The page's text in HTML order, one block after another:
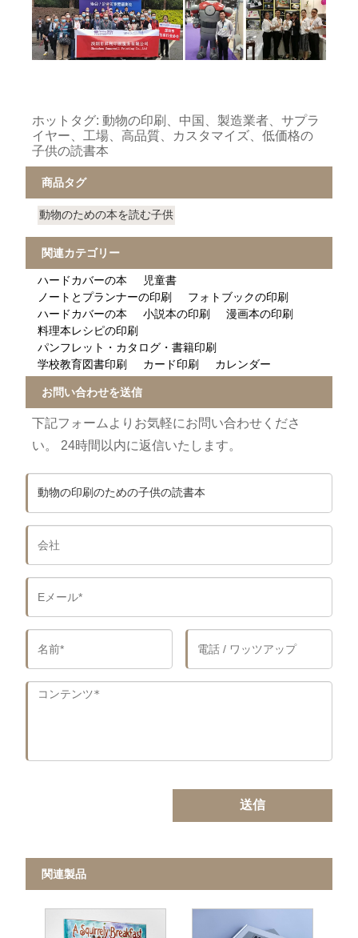
ホットタグ: 動物の印刷、中国、製造業者、サプラ
イヤー、工場、高品質、カスタマイズ、低価格の
子供の読書本
商品タグ
動物のための本を読む子供
関連カテゴリー
ハードカバーの本
児童書
ノートとプランナーの印刷
フォトブックの印刷
ハードカバーの本
小説本の印刷
漫画本の印刷
料理本レシピの印刷
パンフレット・カタログ・書籍印刷
学校教育図書印刷
カード印刷 カレンダー
お問い合わせを送信
下記フォームよりお気軽にお問い合わせくださ
い。 24時間以内に返信いたします。
送信
関連製品